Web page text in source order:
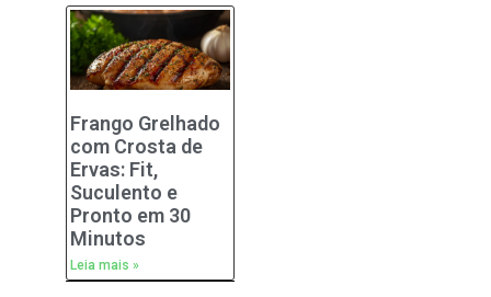
Frango Grelhado
com Crosta de
Ervas: Fit,
Suculento e
Pronto em 30
Minutos
Leia mais »